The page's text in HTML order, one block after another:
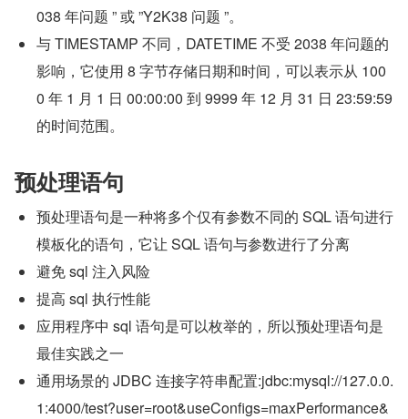
038 年问题 ” 或 ”Y2K38 问题 ”。
与 TIMESTAMP 不同，DATETIME 不受 2038 年问题的
影响，它使用 8 字节存储日期和时间，可以表示从 100
0 年 1 月 1 日 00:00:00 到 9999 年 12 月 31 日 23:59:59
的时间范围。
预处理语句
预处理语句是一种将多个仅有参数不同的 SQL 语句进行
模板化的语句，它让 SQL 语句与参数进行了分离
避免 sql 注入风险
提高 sql 执行性能
应用程序中 sql 语句是可以枚举的，所以预处理语句是
最佳实践之一
通用场景的 JDBC 连接字符串配置:jdbc:mysql://127.0.0.
1:4000/test?user=root&useConfigs=maxPerformance&